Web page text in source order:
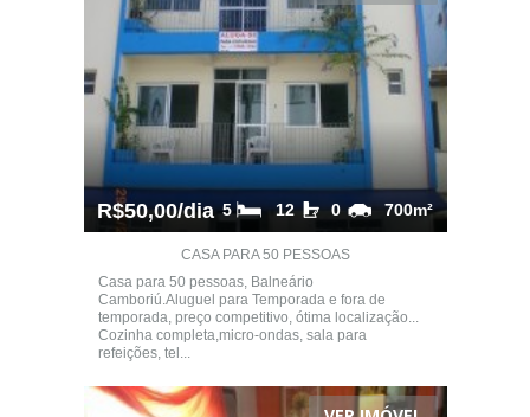
R$50,00/dia 700m²
0
12
5
CASA PARA 50 PESSOAS
Casa para 50 pessoas, Balneário
Camboriú.Aluguel para Temporada e fora de
temporada, preço competitivo, ótima localização...
Cozinha completa,micro-ondas, sala para
refeições, tel...